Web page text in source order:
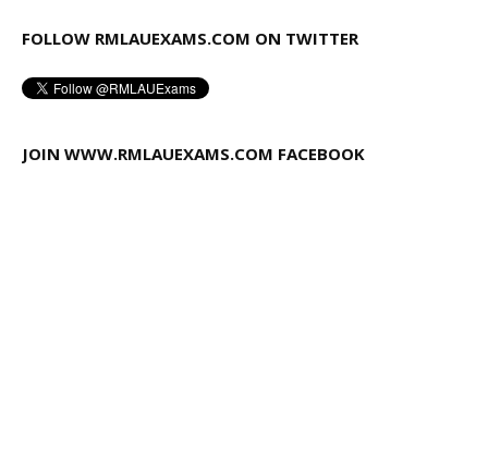
FOLLOW RMLAUEXAMS.COM ON TWITTER
JOIN WWW.RMLAUEXAMS.COM FACEBOOK